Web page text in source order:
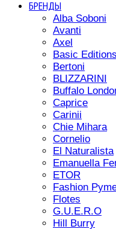
БРЕНДЫ
Alba Soboni
Avanti
Axel
Basic Editions
Bertoni
BLIZZARINI
Buffalo
Caprice
Carinii
Chie Mihara
Cornelio
El Naturalista
Emanuella
ETOR
Fashion
Flotes
G.U.E.R.O
Hill Burry